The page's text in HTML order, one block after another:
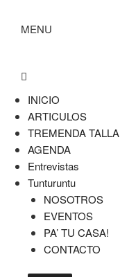
MENU
INICIO
ARTICULOS
TREMENDA TALLA
AGENDA
Entrevistas
Tunturuntu
NOSOTROS
EVENTOS
PA’ TU CASA!
CONTACTO